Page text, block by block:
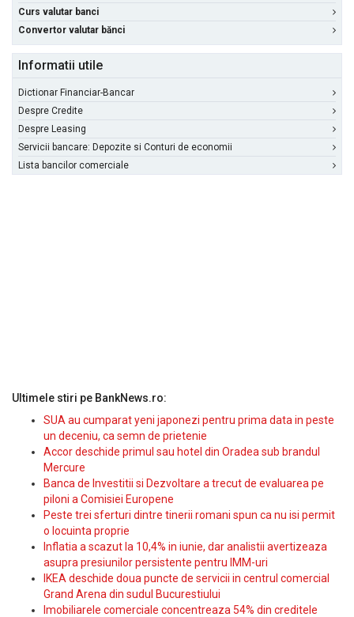
Curs valutar banci
Convertor valutar bănci
Informatii utile
Dictionar Financiar-Bancar
Despre Credite
Despre Leasing
Servicii bancare: Depozite si Conturi de economii
Lista bancilor comerciale
Ultimele stiri pe BankNews.ro:
SUA au cumparat yeni japonezi pentru prima data in peste
un deceniu, ca semn de prietenie
Accor deschide primul sau hotel din Oradea sub brandul
Mercure
Banca de Investitii si Dezvoltare a trecut de evaluarea pe
piloni a Comisiei Europene
Peste trei sferturi dintre tinerii romani spun ca nu isi permit
o locuinta proprie
Inflatia a scazut la 10,4% in iunie, dar analistii avertizeaza
asupra presiunilor persistente pentru IMM-uri
IKEA deschide doua puncte de servicii in centrul comercial
Grand Arena din sudul Bucurestiului
Imobiliarele comerciale concentreaza 54% din creditele